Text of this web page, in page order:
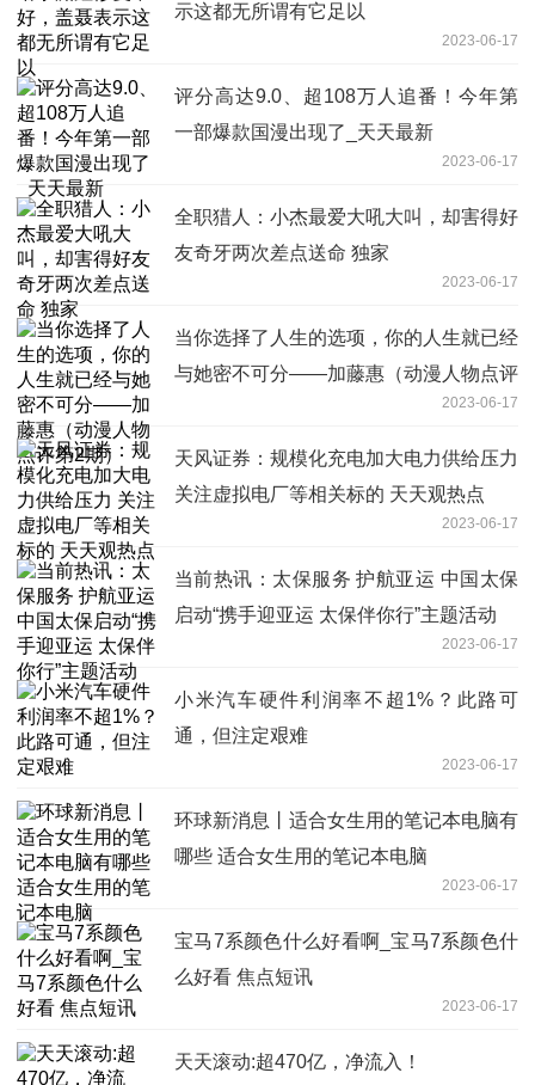
示这都无所谓有它足以
2023-06-17
评分高达9.0、超108万人追番！今年第
一部爆款国漫出现了_天天最新
2023-06-17
全职猎人：小杰最爱大吼大叫，却害得好
友奇牙两次差点送命 独家
2023-06-17
当你选择了人生的选项，你的人生就已经
与她密不可分——加藤惠（动漫人物点评
2023-06-17
天风证券：规模化充电加大电力供给压力
关注虚拟电厂等相关标的 天天观热点
2023-06-17
当前热讯：太保服务 护航亚运 中国太保
启动“携手迎亚运 太保伴你行”主题活动
2023-06-17
小米汽车硬件利润率不超1%？此路可
通，但注定艰难
2023-06-17
环球新消息丨适合女生用的笔记本电脑有
哪些 适合女生用的笔记本电脑
2023-06-17
宝马7系颜色什么好看啊_宝马7系颜色什
么好看 焦点短讯
2023-06-17
天天滚动:超470亿，净流入！